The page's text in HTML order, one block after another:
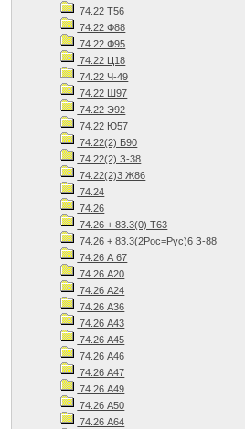
74.22 Т56
74.22 Ф88
74.22 Ф95
74.22 Ц18
74.22 Ч-49
74.22 Ш97
74.22 Э92
74.22 Ю57
74.22(2) Б90
74.22(2) З-38
74.22(2)3 Ж86
74.24
74.26
74.26 + 83.3(0) Т63
74.26 + 83.3(2Рос=Рус)6 З-88
74.26 А 67
74.26 А20
74.26 А24
74.26 А36
74.26 А43
74.26 А45
74.26 А46
74.26 А47
74.26 А49
74.26 А50
74.26 А64